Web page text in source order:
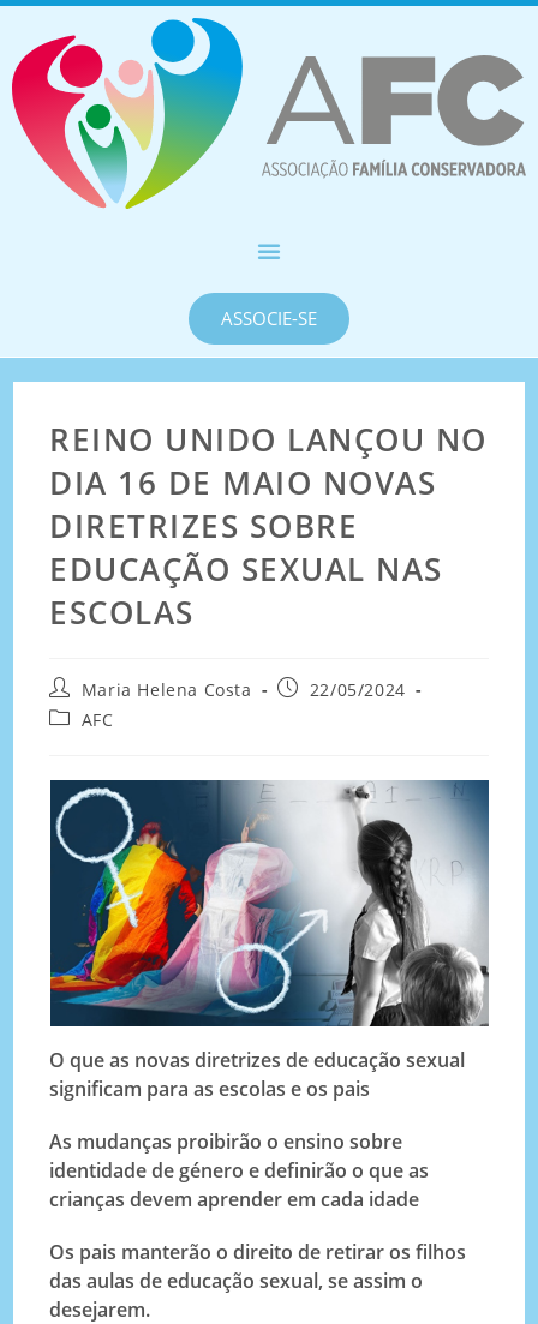
ASSOCIE-SE
REINO UNIDO LANÇOU NO
DIA 16 DE MAIO NOVAS
DIRETRIZES SOBRE
EDUCAÇÃO SEXUAL NAS
ESCOLAS
Maria Helena Costa
22/05/2024
AFC
O que as novas diretrizes de educação sexual
significam para as escolas e os pais
As mudanças proibirão o ensino sobre
identidade de género e definirão o que as
crianças devem aprender em cada idade
Os pais manterão o direito de retirar os filhos
das aulas de educação sexual, se assim o
desejarem.